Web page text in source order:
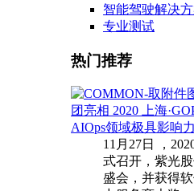
智能驾驶解决
专业测试
热门推荐
团亮相 2020 上海
AIOps领域极具影响
11月27日 ，
式召开，紫光
盛会，并获得